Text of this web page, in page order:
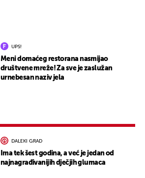
UPS!
Meni domaćeg restorana nasmijao
društvene mreže! Za sve je zaslužan
urnebesan naziv jela
DALEKI GRAD
Ima tek šest godina, a već je jedan od
najnagrađivanijih dječjih glumaca